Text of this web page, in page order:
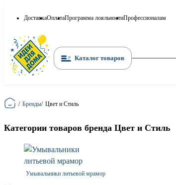
ДоставкаОплатаПрограмма лояльностиПрофессионалам
Каталог товаров
Главная
/ Бренды/ Цвет и Стиль
Категории товаров бренда Цвет и Стиль
Умывальники литьевой мрамор